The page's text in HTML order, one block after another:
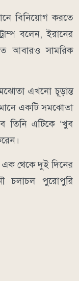
বিনিয়োগ করতে
বলেন, ইরানের
আবারও সামরিক
এখনো চূড়ান্ত
একটি সমঝোতা
তিনি এটিকে ‘খুব
থেকে দুই দিনের
চলাচল পুরোপুরি